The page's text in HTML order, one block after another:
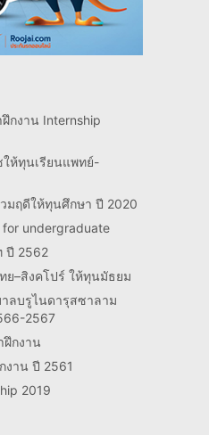
กงาน Internship
ห้ทุนเรียนแพทย์-
มฤดีให้ทุนศึกษา ปี 2020
for undergraduate
ปี 2562
ย–สิงคโปร์ ให้ทุนมัธยม
ลบรูไนดารุสซาลาม
2567
ฝึกงาน
งาน ปี 2561
2019